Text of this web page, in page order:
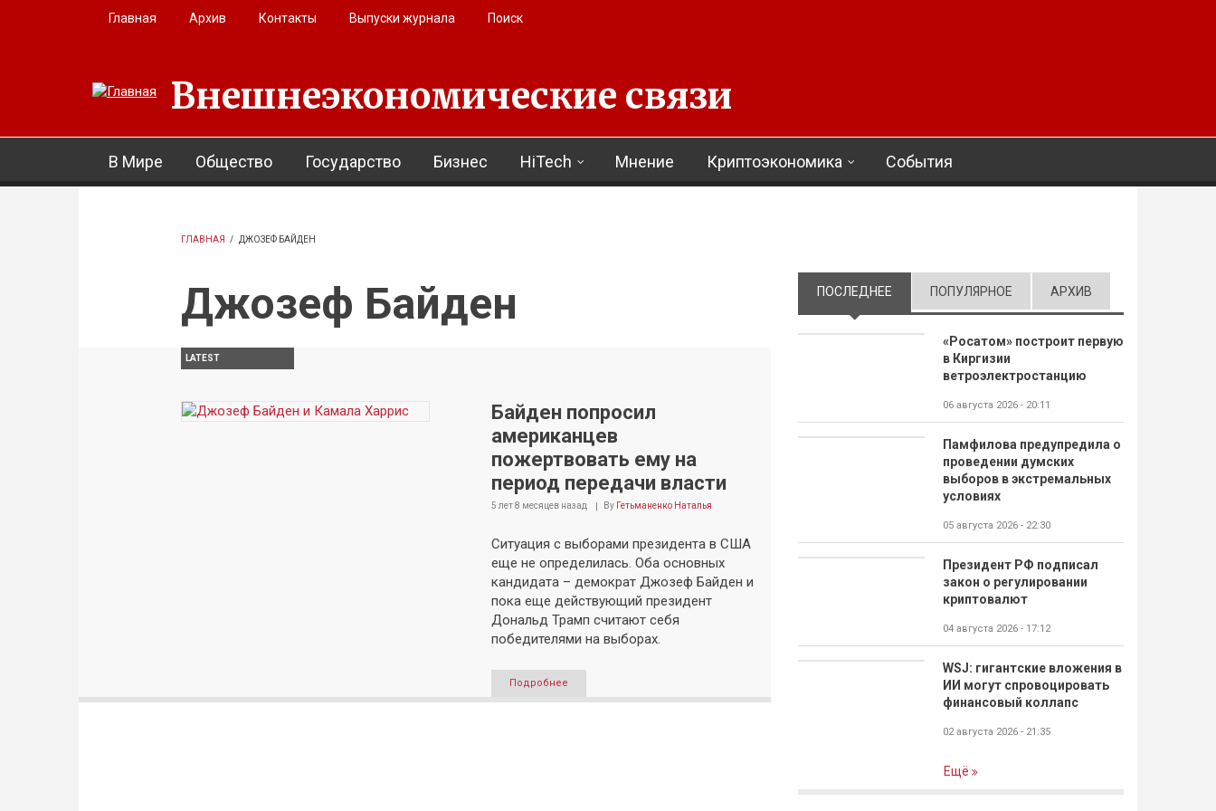
Перейти к основному содержанию
Главная Архив Контакты Выпуски журнала Поиск
Внешнеэкономические связи
В Мире Общество Государство Бизнес HiTech Мнение Криптоэкономика События
ГЛАВНАЯ / ДЖОЗЕФ БАЙДЕН
Джозеф Байден
LATEST
Байден попросил
американцев
пожертвовать ему на
период передачи власти
5 лет 8 месяцевназад By Гетьманенко Наталья
Ситуация с выборами президента в США
еще не определилась. Оба основных
кандидата – демократ Джозеф Байден и
пока еще действующий президент
Дональд Трамп считают себя
победителями на выборах.
Подробнее
ПОСЛЕДНЕЕ (АКТИВНАЯ ВКЛАДКА)
ПОПУЛЯРНОЕ АРХИВ
«Росатом» построит первую
в Киргизии
ветроэлектростанцию
06 августа 2026 - 20:11
Памфилова предупредила о
проведении думских
выборов в экстремальных
условиях
05 августа 2026 - 22:30
Президент РФ подписал
закон о регулировании
криптовалют
04 августа 2026 - 17:12
WSJ: гигантские вложения в
ИИ могут спровоцировать
финансовый коллапс
02 августа 2026 - 21:35
Ещё